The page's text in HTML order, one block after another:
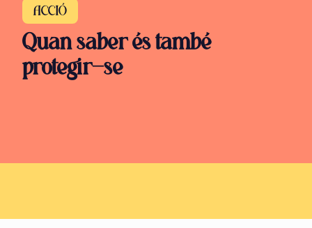
ACCIÓ
Quan saber és també
protegir-se